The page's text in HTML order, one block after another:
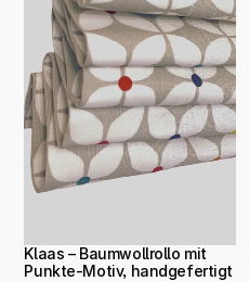
Klaas – Baumwollrollo mit
Punkte-Motiv, handgefertigt